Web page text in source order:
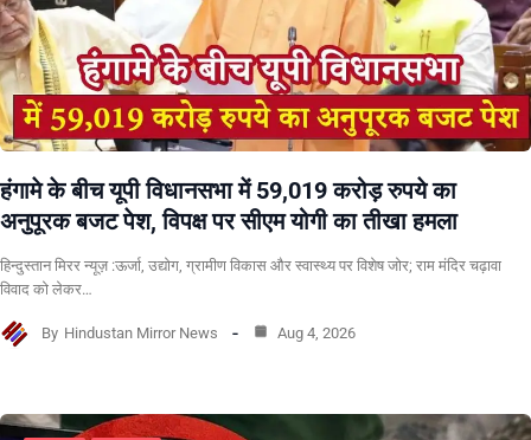
हंगामे के बीच यूपी विधानसभा में 59,019 करोड़ रुपये का
अनुपूरक बजट पेश, विपक्ष पर सीएम योगी का तीखा हमला
हिन्दुस्तान मिरर न्यूज़ :ऊर्जा, उद्योग, ग्रामीण विकास और स्वास्थ्य पर विशेष जोर; राम मंदिर चढ़ावा
विवाद को लेकर…
By Hindustan Mirror News Aug 4, 2026